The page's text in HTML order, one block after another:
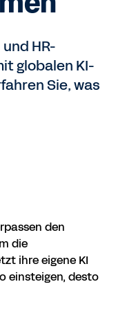
HR-
globalen KI-
Sie, was
den
die
ihre eigene KI
einsteigen, desto